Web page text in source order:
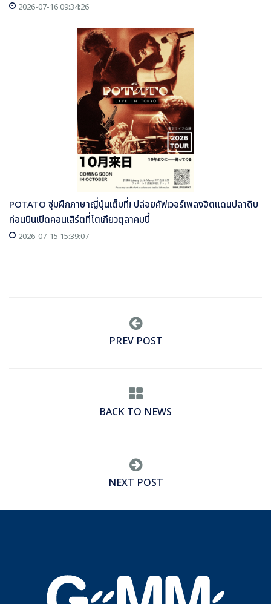
2026-07-16 09:34:26
POTATO ซุ่มฝึกภาษาญี่ปุ่นเต็มที่! ปล่อยคัฟเวอร์เพลงฮิตแดนปลาดิบ
ก่อนบินเปิดคอนเสิร์ตที่โตเกียวตุลาคมนี้
2026-07-15 15:39:07
PREV POST
BACK TO NEWS
NEXT POST